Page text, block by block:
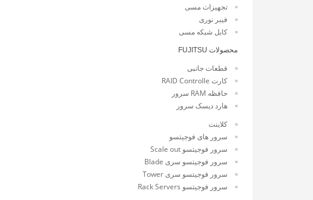
تجهیزات مسی
فیبر نوری
کابل شبکه مسی
محصولات FUJITSU
قطعات جانبی
کارت RAID Controlle
حافظه RAM سرور
هارد دیسک سرور
کلاینت
سرور های فوجیتسو
سرور فوجیتسو Scale out
سرور فوجیتسو سری Blade
سرور فوجیتسو سری Tower
سرور فوجیتسو Rack Servers